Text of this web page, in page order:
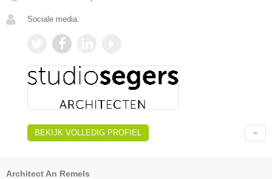
Sociale media:
BEKIJK VOLLEDIG PROFIEL
Architect An Remels